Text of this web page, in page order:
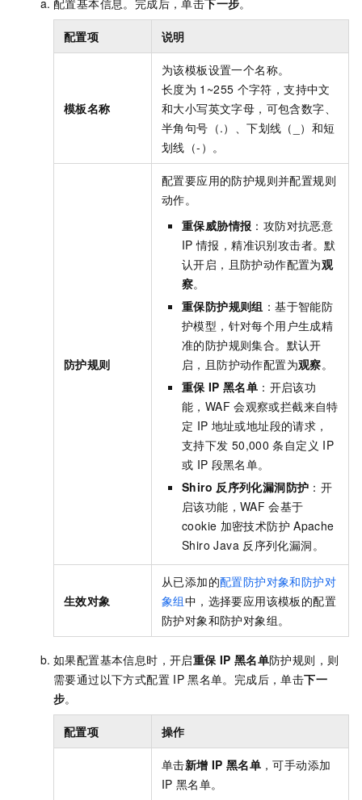
配置项 说明
模板名称
为该模板设置一个名称。
长度为 1~255 个字符，支持中文
和大小写英文字母，可包含数字、
半角句号（.）、下划线（_）和短
划线（-）。
防护规则
配置要应用的防护规则并配置规则
动作。
重保威胁情报 ：攻防对抗恶意
IP 情报，精准识别攻击者。默
认开启，且防护动作配置为观
察。
重保防护规则组 ：基于智能防
护模型，针对每个用户生成精
准的防护规则集合。默认开
启，且防护动作配置为观察。
重保 IP 黑名单 ：开启该功
能，WAF 会观察或拦截来自特
定 IP 地址或地址段的请求，
支持下发 50,000 条自定义 IP
或 IP 段黑名单。
Shiro 反序列化漏洞防护 ：开
启该功能，WAF 会基于
cookie 加密技术防护 Apache
Shiro Java 反序列化漏洞。
生效对象
从已添加的配置防护对象和防护对
象组中，选择要应用该模板的配置
防护对象和防护对象组。
如果配置基本信息时，开启重保 IP 黑名单防护规则，则
需要通过以下方式配置 IP 黑名单。完成后，单击下一
步。
配置项 操作
单击新增 IP 黑名单 ，可手动添加
IP 黑名单。